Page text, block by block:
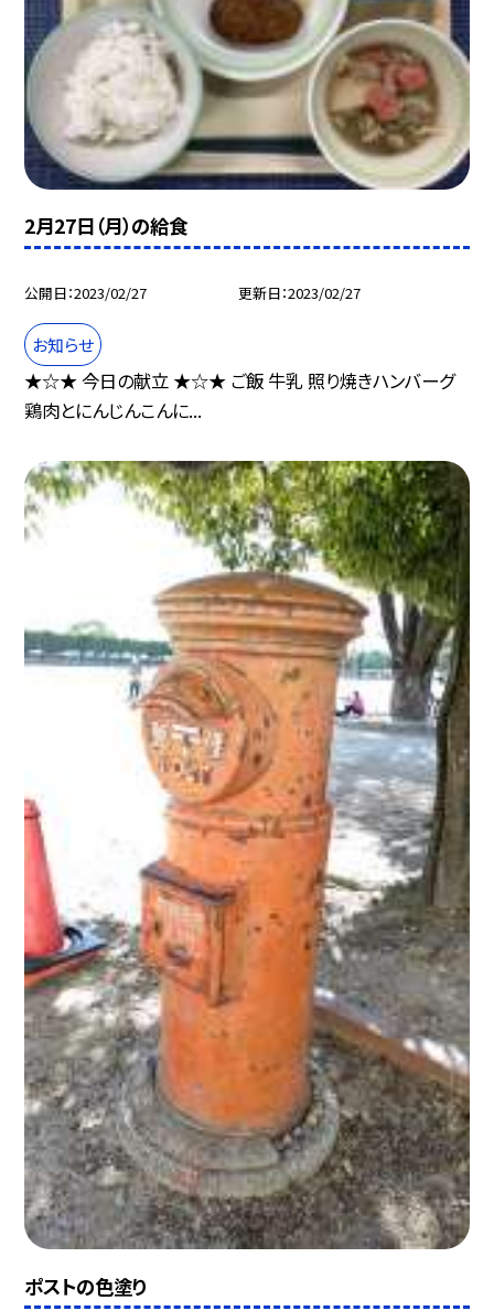
2月27日（月）の給食
公開日 2023/02/27 更新日 2023/02/27
お知らせ
★☆★ 今日の献立 ★☆★ ご飯 牛乳 照り焼きハンバーグ
鶏肉とにんじんこんに...
ポストの色塗り